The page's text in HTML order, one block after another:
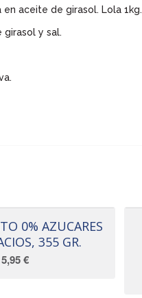
aceite de girasol. Lola 1kg.
girasol y sal.
0% AZUCARES
355 GR.
5,95€